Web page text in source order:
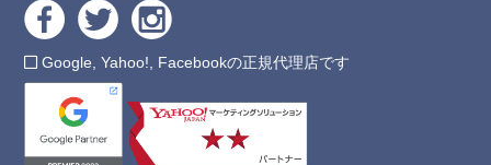
Google, Yahoo!, Facebookの正規代理店です